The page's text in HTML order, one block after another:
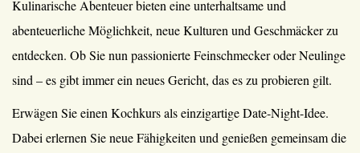
Kulinarische Abenteuer bieten eine unterhaltsame und
abenteuerliche Möglichkeit, neue Kulturen und Geschmäcker zu
entdecken. Ob Sie nun passionierte Feinschmecker oder Neulinge
sind – es gibt immer ein neues Gericht, das es zu probieren gilt.
Erwägen Sie einen Kochkurs als einzigartige Date-Night-Idee.
Dabei erlernen Sie neue Fähigkeiten und genießen gemeinsam die